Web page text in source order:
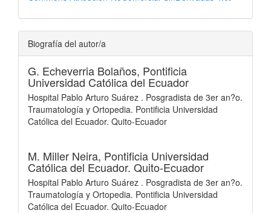
Biografía del autor/a
G. Echeverria Bolaños, Pontificia
Universidad Católica del Ecuador
Hospital Pablo Arturo Suárez . Posgradista de 3er an?o.
Traumatología y Ortopedia. Pontificia Universidad
Católica del Ecuador. Quito-Ecuador
M. Miller Neira, Pontificia Universidad
Católica del Ecuador. Quito-Ecuador
Hospital Pablo Arturo Suárez . Posgradista de 3er an?o.
Traumatología y Ortopedia. Pontificia Universidad
Católica del Ecuador. Quito-Ecuador